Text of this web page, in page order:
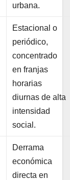
urbana.
Estacional o
periódico,
concentrado
en franjas
horarias
diurnas de alta
intensidad
social.
Derrama
económica
directa en